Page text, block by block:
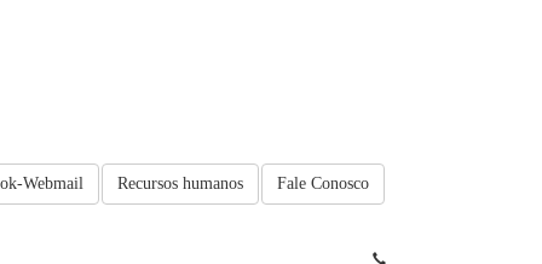
Fale Conosco
Recursos humanos
Webmail